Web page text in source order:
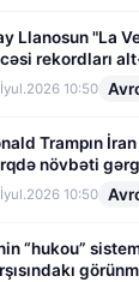
Llanosun "La
rekordları
10:50
Trampın
növbəti
10:50
“hukou”